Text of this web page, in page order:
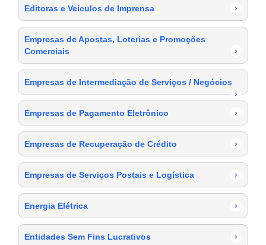
Editoras e Veículos de Imprensa ›
Empresas de Apostas, Loterias e Promoções
Comerciais
›
Empresas de Intermediação de Serviços / Negócios
›
Empresas de Pagamento Eletrônico
›
Empresas de Recuperação de Crédito ›
Empresas de Serviços Postais e Logística ›
Energia Elétrica ›
Entidades Sem Fins Lucrativos ›